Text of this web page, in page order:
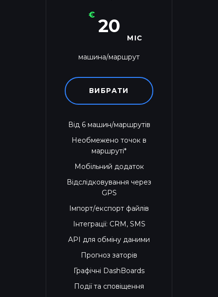
€
20
МІС
машина/маршрут
ВИБРАТИ
Від 6 машин/маршрутів
Необмежено точок в
маршруті*
Мобільний додаток
Відслідковування через
GPS
Імпорт/експорт файлів
Інтеграції: CRM, SMS
API для обміну даними
Прогноз заторів
Графічні DashBoards
Події та сповіщення